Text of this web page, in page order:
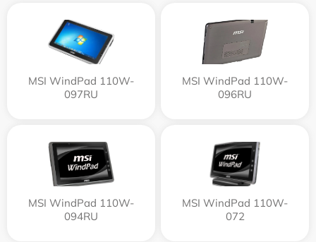
MSI WindPad 110W-
097RU
MSI WindPad 110W-
096RU
MSI WindPad 110W-
094RU
MSI WindPad 110W-
072